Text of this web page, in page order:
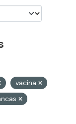
vacina